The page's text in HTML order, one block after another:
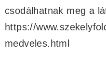
csodálhatnak meg a
https://
medveles.html